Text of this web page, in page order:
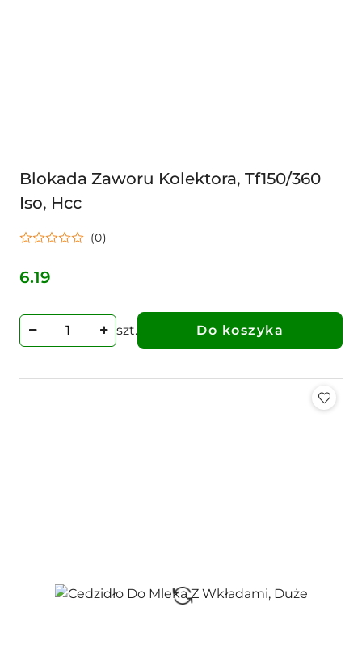
Blokada Zaworu Kolektora, Tf150/360
Iso, Hcc
(0)
Cena:
6.19
szt. Do koszyka